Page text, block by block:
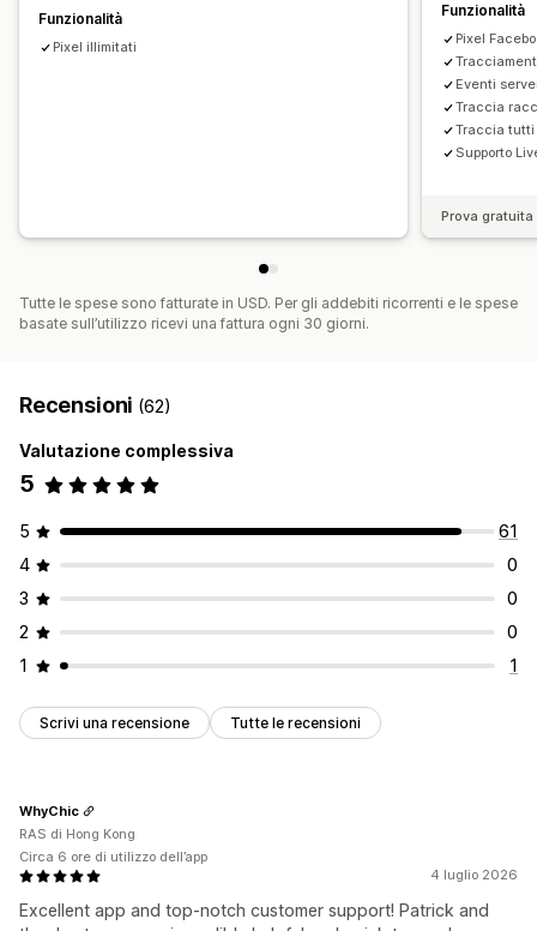
Monitoraggio dei pixel
Esportazione di dati
Metriche del coinvolgimento
Funzionalità
Pixel illimitati
Funzionalità
Pixel
Eventi
Traccia
Traccia tutti
Supporto
Prova
Tutte le spese sono fatturate in USD. Per gli addebiti ricorrenti e le spese
basate sull’utilizzo ricevi una fattura ogni 30 giorni.
Recensioni (62)
Valutazione complessiva
5
5
61
4
0
3
0
2
0
1
1
Scrivi una recensione Tutte le recensioni
4 luglio 2026
Excellent app and top-notch customer support! Patrick and
WhyChic
RAS di Hong Kong
Circa 6 ore di utilizzo dell’app